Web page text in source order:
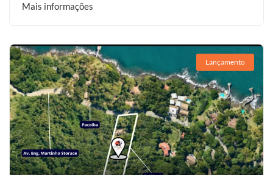
Mais informações
Lançamento